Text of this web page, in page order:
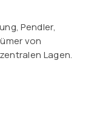
Pendler,
von
Lagen.